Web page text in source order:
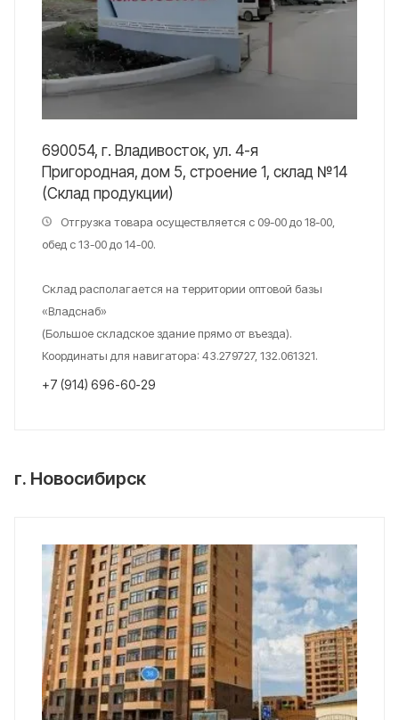
690054, г. Владивосток, ул. 4-я
Пригородная, дом 5, строение 1, склад №14
(Склад продукции)
Отгрузка товара осуществляется с 09-00 до 18-00,
обед с 13-00 до 14-00.
Склад располагается на территории оптовой базы
«Владснаб»
(Большое складское здание прямо от въезда).
Координаты для навигатора: 43.279727, 132.061321.
+7 (914) 696-60-29
г. Новосибирск